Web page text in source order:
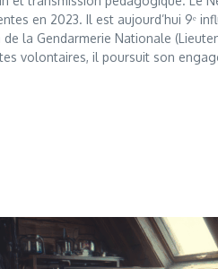
en 2023. Il est aujourd’hui 9ᵉ
la Gendarmerie Nationale
volontaires, il poursuit son